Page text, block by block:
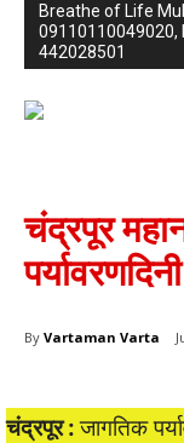
Breathe of Life
09110110049020,
442028501
चंद्रपूर
By Vartaman Varta
चंद्रपूर :जागतिक